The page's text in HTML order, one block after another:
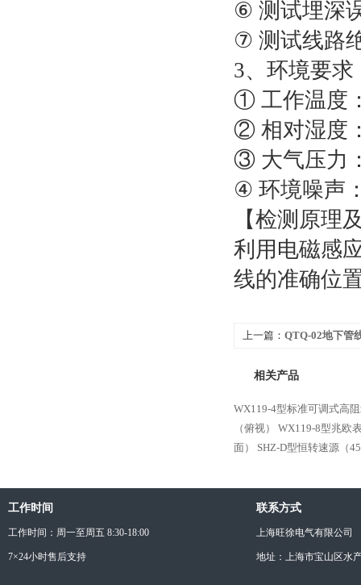
⑥ 测试埋深
⑦ 测试线路
3、环境要求
① 工作温度
② 相对湿度
③ 大气压力
④ 环境噪声
【检测原理
利用电磁感
线的准确位
上一篇： QTQ-02地下管
相关产品
WX119-4型标准可调式高
（俯视）
WX119-8型兆欧
面）
SHZ-D型恒转速源（
工作时间
工作时间：周一至周五 8:30-18:00
7×24小时售后支持
联系方式
上海旺徐电气有限公司
地址：上海市宝山区水